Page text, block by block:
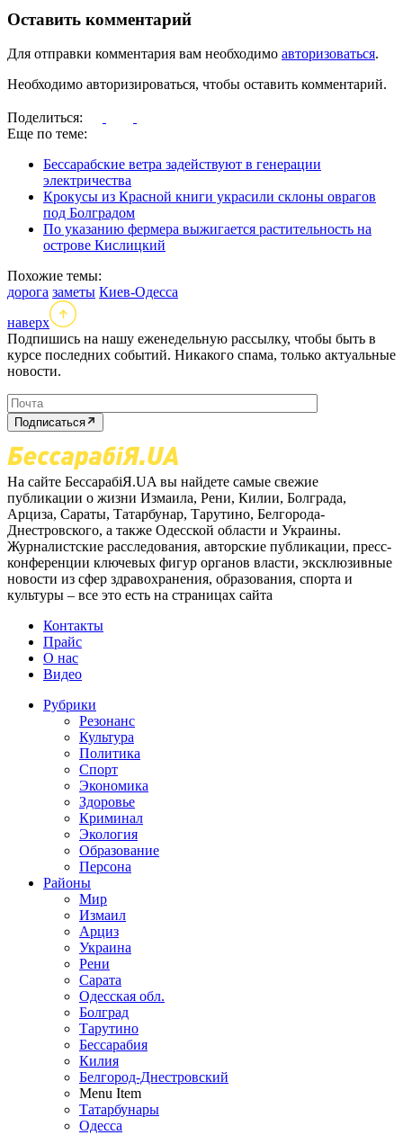
Оставить комментарий
Для отправки комментария вам необходимо авторизоваться.
Необходимо авторизироваться, чтобы оставить комментарий.
Поделиться:
Еще по теме:
Бессарабские ветра задействуют в генерации
электричества
Крокусы из Красной книги украсили склоны оврагов
под Болградом
По указанию фермера выжигается растительность на
острове Кислицкий
Похожие темы:
дорога заметы Киев-Одесса
наверх
Подпишись на нашу еженедельную рассылку, чтобы быть в
курсе последних событий. Никакого спама, только актуальные
новости.
Подписаться
На сайте БессарабіЯ.UA вы найдете самые свежие
публикации о жизни Измаила, Рени, Килии, Болграда,
Арциза, Сараты, Татарбунар, Тарутино, Белгорода-
Днестровского, а также Одесской области и Украины.
Журналистские расследования, авторские публикации, пресс-
конференции ключевых фигур органов власти, эксклюзивные
новости из сфер здравохранения, образования, спорта и
культуры – все это есть на страницах сайта
Контакты
Прайс
О нас
Видео
Рубрики
Резонанс
Культура
Политика
Спорт
Экономика
Здоровье
Криминал
Экология
Образование
Персона
Районы
Мир
Измаил
Арциз
Украина
Рени
Сарата
Одесская обл.
Болград
Тарутино
Бессарабия
Килия
Белгород-Днестровский
Menu Item
Татарбунары
Одесса